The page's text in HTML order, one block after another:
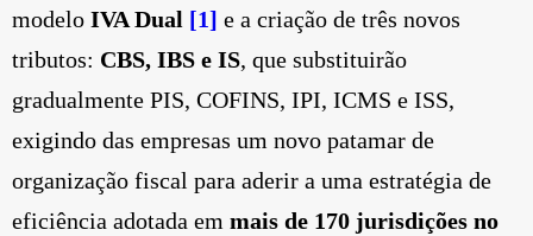
modelo IVA Dual [1] e a criação de três novos
tributos: CBS, IBS e IS, que substituirão
gradualmente PIS, COFINS, IPI, ICMS e ISS,
exigindo das empresas um novo patamar de
organização fiscal para aderir a uma estratégia de
eficiência adotada em mais de 170 jurisdições no